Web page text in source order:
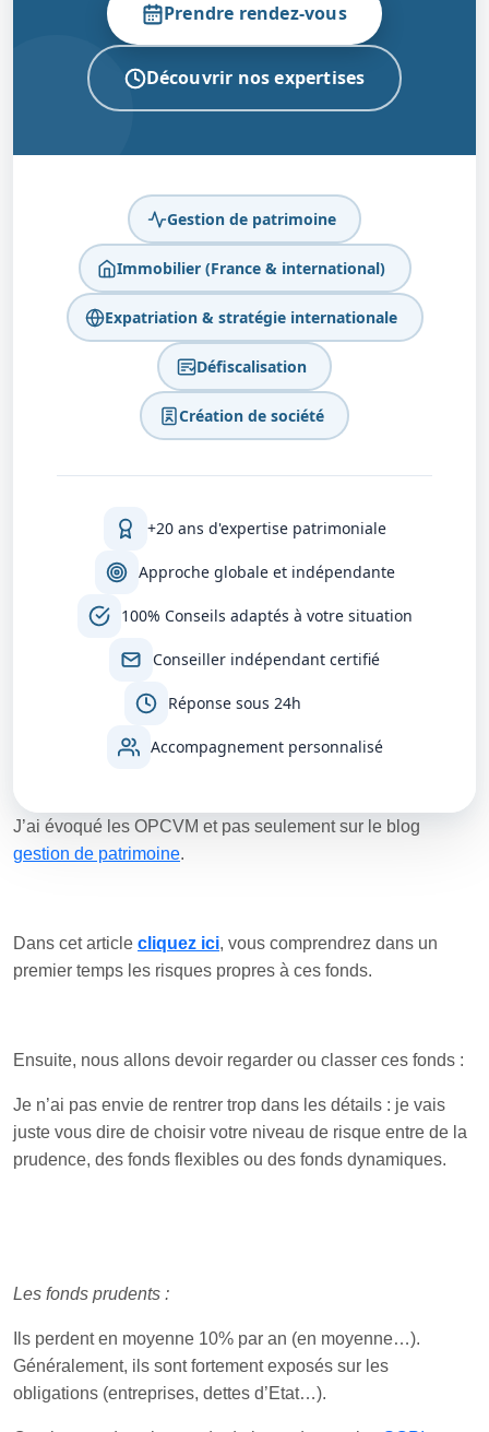
Prendre rendez-vous
Découvrir nos expertises
Gestion de patrimoine
Immobilier (France & international)
Expatriation & stratégie internationale
Défiscalisation
Création de société
+20 ans d'expertise patrimoniale
Approche globale et indépendante
100% Conseils adaptés à votre situation
Conseiller indépendant certifié
Réponse sous 24h
Accompagnement personnalisé
J’ai évoqué les OPCVM et pas seulement sur le blog
gestion de patrimoine.
Dans cet article cliquez ici, vous comprendrez dans un
premier temps les risques propres à ces fonds.
Ensuite, nous allons devoir regarder ou classer ces fonds :
Je n’ai pas envie de rentrer trop dans les détails : je vais
juste vous dire de choisir votre niveau de risque entre de la
prudence, des fonds flexibles ou des fonds dynamiques.
Les fonds prudents :
Ils perdent en moyenne 10% par an (en moyenne…).
Généralement, ils sont fortement exposés sur les
obligations (entreprises, dettes d’Etat…).